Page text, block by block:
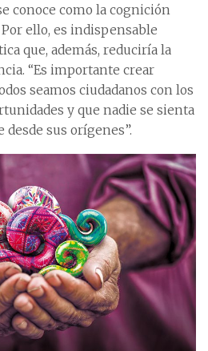
conoce como la cognición
ello, es indispensable
que, además, reduciría la
“Es importante crear
seamos ciudadanos con los
y que nadie se sienta
sus orígenes”.